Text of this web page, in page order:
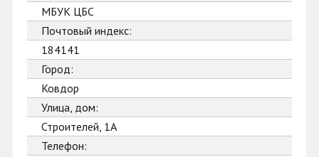
МБУК ЦБС
Почтовый индекс:
184141
Город:
Ковдор
Улица, дом:
Строителей, 1А
Телефон: